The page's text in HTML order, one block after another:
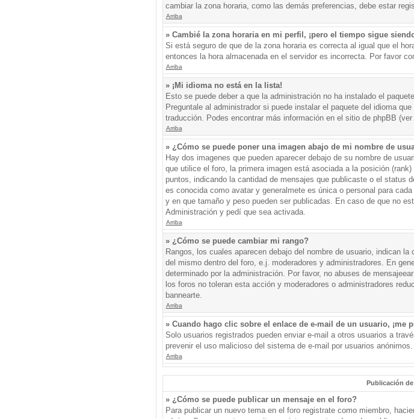
cambiar la zona horaria, como las demás preferencias, debe estar
Arriba
» Cambié la zona horaria en mi perfil, ¡pero el tiempo sigue
Si está seguro de que de la zona horaria es correcta al igual que el
entonces la hora almacenada en el servidor es incorrecta. Por favor
Arriba
» ¡Mi idioma no está en la lista!
Esto se puede deber a que la administración no ha instalado el
Preguntale al administrador si puede instalar el paquete del idioma
traducción. Podes encontrar más información en el sitio de phpBB
Arriba
» ¿Cómo se puede poner una imagen abajo de mi nombre de
Hay dos imagenes que pueden aparecer debajo de su nombre de
que utilice el foro, la primera imagen está asociada a la posición
puntos, indicando la cantidad de mensajes que publicaste o el status
es conocida como avatar y generalmete es única o personal para
y en que tamaño y peso pueden ser publicadas. En caso de que no
Administración y pedí que sea activada.
Arriba
» ¿Cómo se puede cambiar mi rango?
Rangos, los cuales aparecen debajo del nombre de usuario, indican
del mismo dentro del foro, e.j. moderadores y administradores. En
determinado por la administración. Por favor, no abuses de
los foros no toleran esta acción y moderadores o administradores
bannearte.
Arriba
» Cuando hago clic sobre el enlace de e-mail de un usuario, ¡me
Solo usuarios registrados pueden enviar e-mail a otros usuarios a
prevenir el uso malicioso del sistema de e-mail por usuarios anónimos.
Arriba
Publicación
» ¿Cómo se puede publicar un mensaje en el foro?
Para publicar un nuevo tema en el foro registrate como miembro,